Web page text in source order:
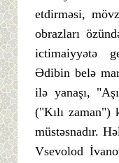
etdirməsi,
obrazları
ictimaiyyətə
Ədibin belə
ilə yanaşı,
("Kılı
müstəsnadır.
Vsevolod